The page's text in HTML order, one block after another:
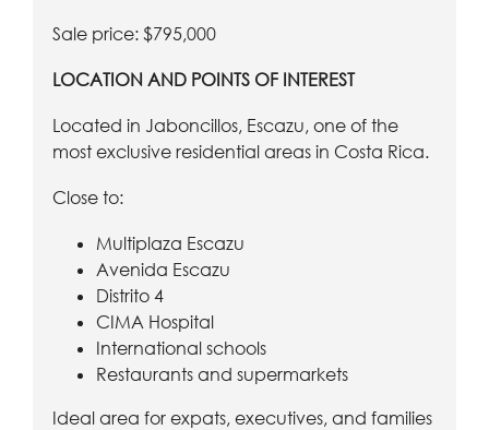
Sale price: $795,000
LOCATION AND POINTS OF INTEREST
Located in Jaboncillos, Escazu, one of the
most exclusive residential areas in Costa Rica.
Close to:
Multiplaza Escazu
Avenida Escazu
Distrito 4
CIMA Hospital
International schools
Restaurants and supermarkets
Ideal area for expats, executives, and families